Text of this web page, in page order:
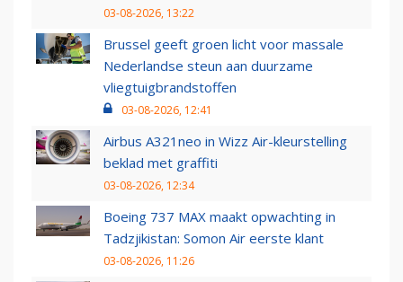
03-08-2026, 13:22
Brussel geeft groen licht voor massale
Nederlandse steun aan duurzame
vliegtuigbrandstoffen
03-08-2026, 12:41
Airbus A321neo in Wizz Air-kleurstelling
beklad met graffiti
03-08-2026, 12:34
Boeing 737 MAX maakt opwachting in
Tadzjikistan: Somon Air eerste klant
03-08-2026, 11:26